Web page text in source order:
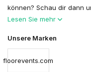
können? Schau dir dann
Lesen Sie mehr
Unsere Marken
floorevents.com